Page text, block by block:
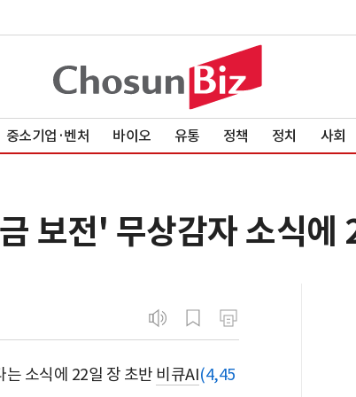
중소기업·벤처 바이오 유통 정책 정치 사회
보전' 무상감자 소식에
소식에 22일 장 초반 비큐AI(4,45